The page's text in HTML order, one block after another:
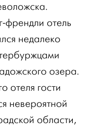
френдли отель
недалеко
озера.
отеля гости
невероятной
области,